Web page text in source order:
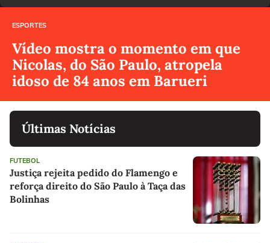
ESPORTES
Vídeo mostra o momento em que
Nicolas, do São Paulo, atropela
idoso de 84 anos em Barueri
Últimas Notícias
FUTEBOL
Justiça rejeita pedido do Flamengo e
reforça direito do São Paulo à Taça das
Bolinhas